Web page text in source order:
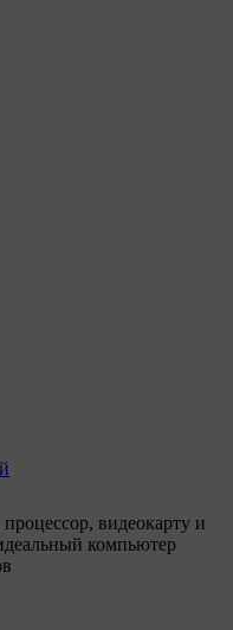
видеокарту и
компьютер